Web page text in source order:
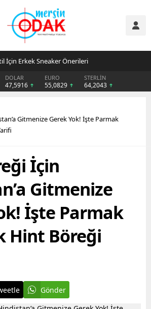
İçin Erkek Sneaker Önerileri
DOLAR
47,5916
EURO
55,0829
STERLİN
64,2043
Gitmenize Gerek Yok! İşte Parmak
İçin
Gitmenize
İşte Parmak
Hint Böreği
Gönder